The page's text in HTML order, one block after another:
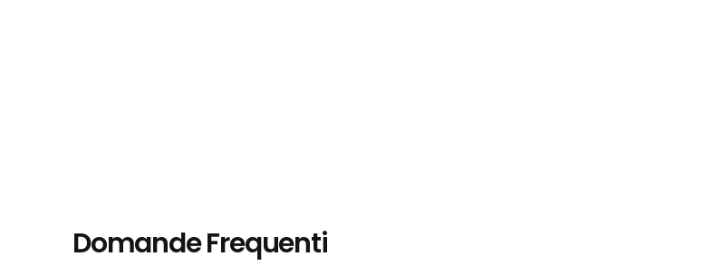
Domande Frequenti